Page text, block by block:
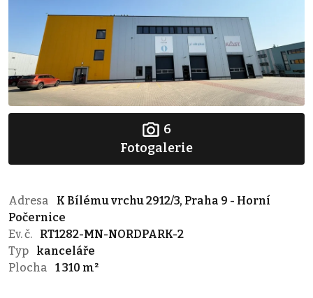
6
Fotogalerie
Adresa
K Bílému vrchu 2912/3, Praha 9 - Horní
Počernice
Ev. č.
RT1282-MN-NORDPARK-2
Typ
kanceláře
Plocha
1 310 m²